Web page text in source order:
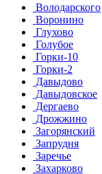
Володарского
Воронино
Глухово
Голубое
Горки-10
Горки-2
Давыдово
Давыдовское
Дергаево
Дрожжино
Загорянский
Запрудня
Заречье
Захарково